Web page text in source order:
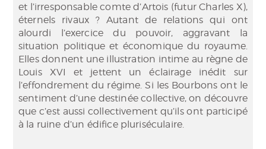
et l’irresponsable comte d’Artois (futur Charles X),
éternels rivaux ? Autant de relations qui ont
alourdi l’exercice du pouvoir, aggravant la
situation politique et économique du royaume.
Elles donnent une illustration intime au règne de
Louis XVI et jettent un éclairage inédit sur
l’effondrement du régime. Si les Bourbons ont le
sentiment d’une destinée collective, on découvre
que c’est aussi collectivement qu’ils ont participé
à la ruine d’un édifice pluriséculaire.